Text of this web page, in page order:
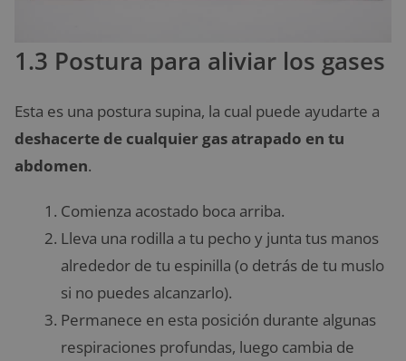
1.3 Postura para aliviar los gases
Esta es una postura supina, la cual puede ayudarte a
deshacerte de cualquier gas atrapado en tu
abdomen.
Comienza acostado boca arriba.
Lleva una rodilla a tu pecho y junta tus manos
alrededor de tu espinilla (o detrás de tu muslo
si no puedes alcanzarlo).
Permanece en esta posición durante algunas
respiraciones profundas, luego cambia de